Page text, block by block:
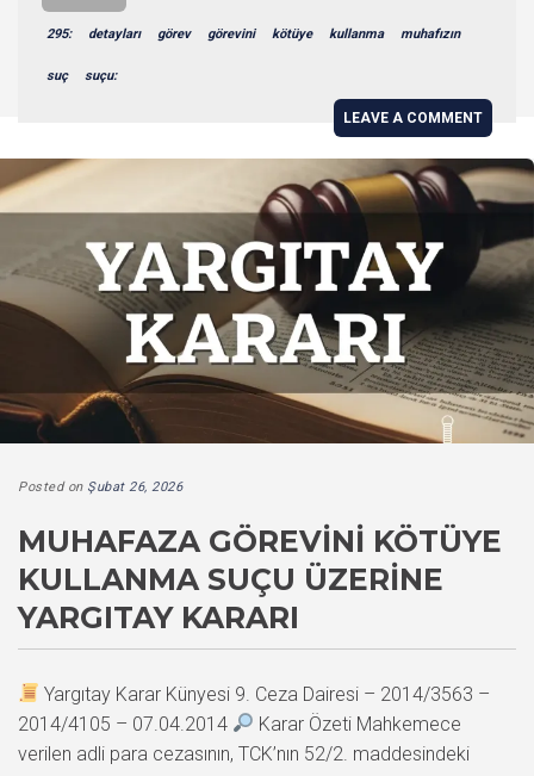
295: detayları görev görevini kötüye kullanma muhafızın
suç suçu:
LEAVE A COMMENT
Posted on Şubat 26, 2026
MUHAFAZA GÖREVINI KÖTÜYE
KULLANMA SUÇU ÜZERINE
YARGITAY KARARI
Yargıtay Karar Künyesi 9. Ceza Dairesi – 2014/3563 –
2014/4105 – 07.04.2014
Karar Özeti Mahkemece
verilen adli para cezasının, TCK’nın 52/2. maddesindeki